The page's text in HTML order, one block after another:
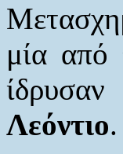
μία από
Λεόντιο.